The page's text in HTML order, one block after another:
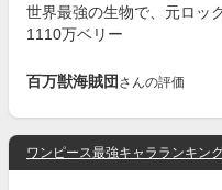
世界最強の生物で、元ロッ
1110万ベリー
百万獣海賊団 さんの評価
ワンピース最強キャラランキン